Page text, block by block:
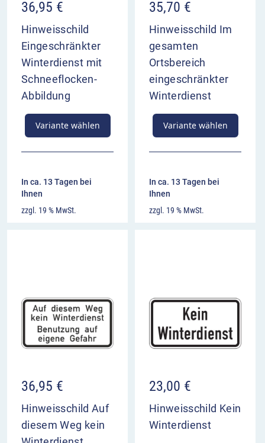
36,95 €
Hinweisschild
Eingeschränkter
Winterdienst mit
Schneeflocken-
Abbildung
Variante wählen
In ca. 13 Tagen bei
Ihnen
zzgl. 19 % MwSt.
35,70 €
Hinweisschild Im
gesamten
Ortsbereich
eingeschränkter
Winterdienst
Variante wählen
In ca. 13 Tagen bei
Ihnen
zzgl. 19 % MwSt.
36,95 €
Hinweisschild Auf
diesem Weg kein
23,00 €
Hinweisschild Kein
Winterdienst